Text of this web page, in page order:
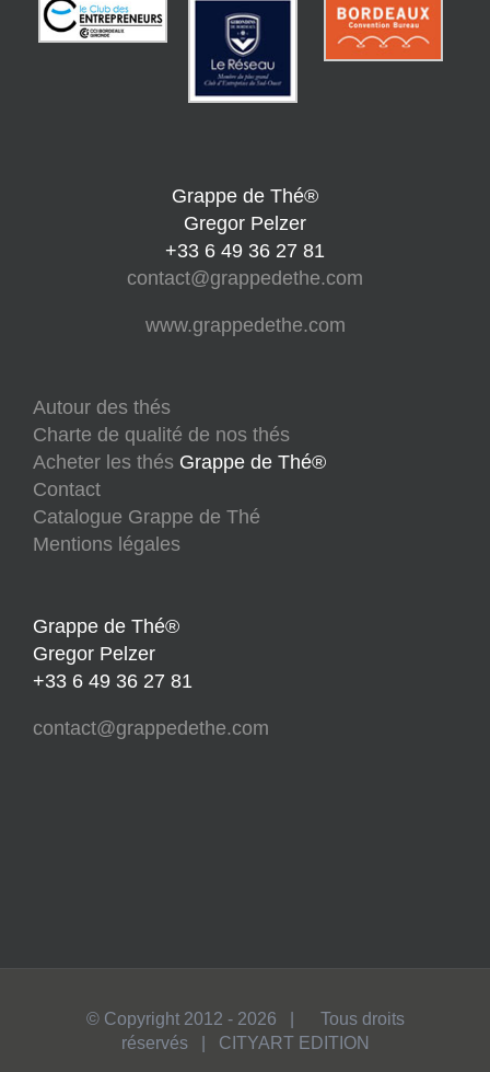
Grappe de Thé®
Gregor Pelzer
+33 6 49 36 27 81
contact@grappedethe.com
www.grappedethe.com
Autour des thés
Charte de qualité de nos thés
Acheter les thés Grappe de Thé®
Contact
Catalogue Grappe de Thé
Mentions légales
Grappe de Thé®
Gregor Pelzer
+33 6 49 36 27 81
contact@grappedethe.com
© Copyright 2012 - 2026 | Tous droits
réservés | CITYART EDITION